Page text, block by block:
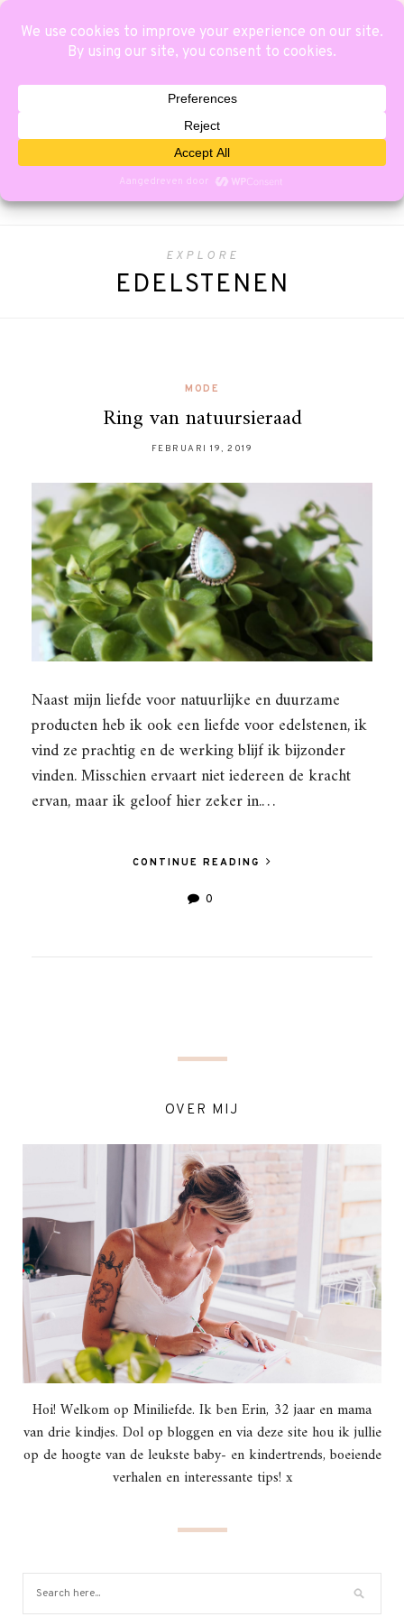
EXPLORE
EDELSTENEN
MODE
Ring van natuursieraad
FEBRUARI 19, 2019
Naast mijn liefde voor natuurlijke en duurzame
producten heb ik ook een liefde voor edelstenen, ik
vind ze prachtig en de werking blijf ik bijzonder
vinden. Misschien ervaart niet iedereen de kracht
ervan, maar ik geloof hier zeker in.…
CONTINUE READING
0
OVER MIJ
Hoi! Welkom op Miniliefde. Ik ben Erin, 32 jaar en mama
van drie kindjes. Dol op bloggen en via deze site hou ik jullie
op de hoogte van de leukste baby- en kindertrends, boeiende
verhalen en interessante tips! x